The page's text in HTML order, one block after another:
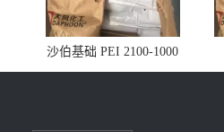
沙伯基础 PEI 2100-1000